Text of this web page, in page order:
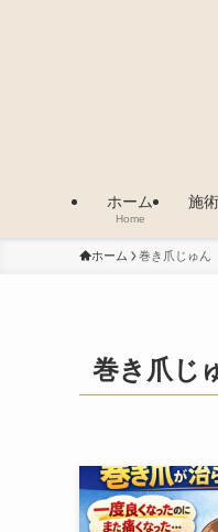
ホーム
Home
施
ホーム 巻き爪じゅん
巻き爪じ